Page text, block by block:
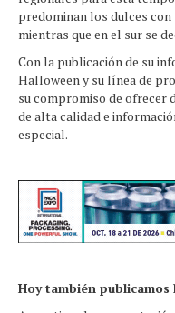
predominan los dulces
mientras que en el sur se
Con la publicación de su
Halloween y su línea de
su compromiso de ofrecer
de alta calidad e
especial.
Hoy también publicamos